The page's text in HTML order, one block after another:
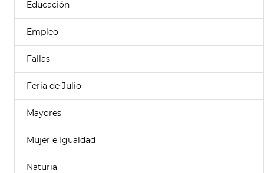
Educación
Empleo
Fallas
Feria de Julio
Mayores
Mujer e Igualdad
Naturia